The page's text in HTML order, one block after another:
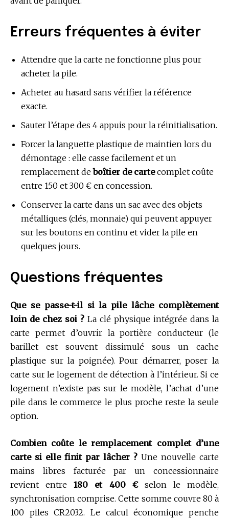
Erreurs fréquentes à éviter
Attendre que la carte ne fonctionne plus pour
acheter la pile.
Acheter au hasard sans vérifier la référence
exacte.
Sauter l’étape des 4 appuis pour la réinitialisation.
Forcer la languette plastique de maintien lors du
démontage : elle casse facilement et un
remplacement deboîtier de cartecomplet coûte
entre 150 et 300 € en concession.
Conserver la carte dans un sac avec des objets
métalliques (clés, monnaie) qui peuvent appuyer
sur les boutons en continu et vider la pile en
quelques jours.
Questions fréquentes
Que se passe-t-il si la pile lâche complètement
loin de chez soi ? La clé physique intégrée dans la
carte permet d’ouvrir la portière conducteur (le
barillet est souvent dissimulé sous un cache
plastique sur la poignée). Pour démarrer, poser la
carte sur le logement de détection à l’intérieur. Si ce
logement n’existe pas sur le modèle, l’achat d’une
pile dans le commerce le plus proche reste la seule
option.
Combien coûte le remplacement complet d’une
carte si elle finit par lâcher ? Une nouvelle carte
mains libres facturée par un concessionnaire
revient entre180 et 400 €selon le modèle,
synchronisation comprise. Cette somme couvre 80 à
100 piles CR2032. Le calcul économique penche